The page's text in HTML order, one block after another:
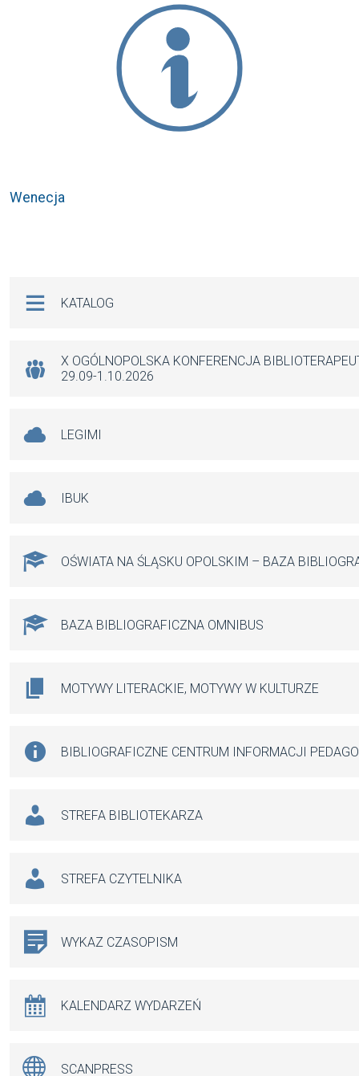
Wenecja
KATALOG
X OGÓLNOPOLSKA KONFERENCJA
29.09-1.10.2026
LEGIMI
IBUK
OŚWIATA NA ŚLĄSKU OPOLSKIM – BAZA
BAZA BIBLIOGRAFICZNA OMNIBUS
MOTYWY LITERACKIE, MOTYWY W KULTURZE
BIBLIOGRAFICZNE CENTRUM INFORMACJI
STREFA BIBLIOTEKARZA
STREFA CZYTELNIKA
WYKAZ CZASOPISM
KALENDARZ WYDARZEŃ
SCANPRESS